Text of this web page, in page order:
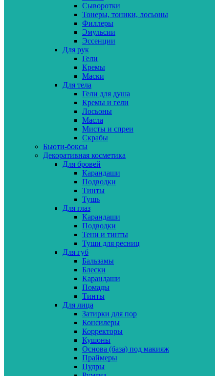
Сыворотки
Тонеры, тоники, лосьоны
Филлеры
Эмульсии
Эссенции
Для рук
Гели
Кремы
Маски
Для тела
Гели для душа
Кремы и гели
Лосьоны
Масла
Мисты и спреи
Скрабы
Бьюти-боксы
Декоративная косметика
Для бровей
Карандаши
Подводки
Тинты
Тушь
Для глаз
Карандаши
Подводки
Тени и тинты
Туши для ресниц
Для губ
Бальзамы
Блески
Карандаши
Помады
Тинты
Для лица
Затирки для пор
Консилеры
Корректоры
Кушоны
Основа (база) под макияж
Праймеры
Пудры